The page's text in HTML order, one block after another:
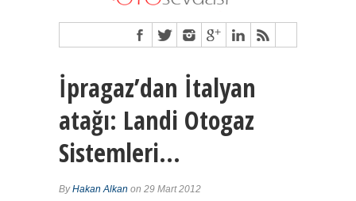
İpragaz’dan İtalyan
atağı: Landi Otogaz
Sistemleri…
ByHakan Alkan on 29 Mart 2012